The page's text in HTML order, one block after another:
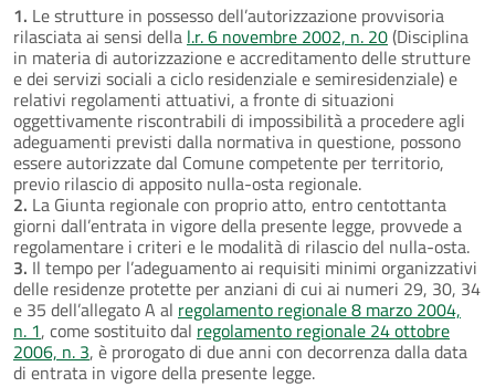
1. Le strutture in possesso dell’autorizzazione provvisoria
rilasciata ai sensi della l.r. 6 novembre 2002, n. 20(Disciplina
in materia di autorizzazione e accreditamento delle strutture
e dei servizi sociali a ciclo residenziale e semiresidenziale) e
relativi regolamenti attuativi, a fronte di situazioni
oggettivamente riscontrabili di impossibilità a procedere agli
adeguamenti previsti dalla normativa in questione, possono
essere autorizzate dal Comune competente per territorio,
previo rilascio di apposito nulla-osta regionale.
2. La Giunta regionale con proprio atto, entro centottanta
giorni dall’entrata in vigore della presente legge, provvede a
regolamentare i criteri e le modalità di rilascio del nulla-osta.
3. Il tempo per l’adeguamento ai requisiti minimi organizzativi
delle residenze protette per anziani di cui ai numeri 29, 30, 34
e 35 dell’allegato A al regolamento regionale 8 marzo 2004,
n. 1, come sostituito dal regolamento regionale 24 ottobre
2006, n. 3, è prorogato di due anni con decorrenza dalla data
di entrata in vigore della presente legge.